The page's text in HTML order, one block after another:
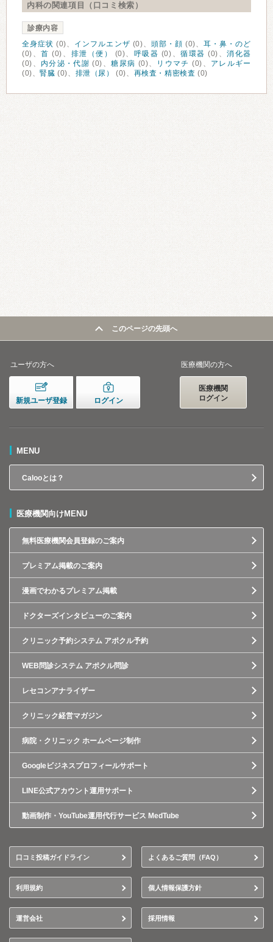
内科の関連項目（口コミ検索）
診療内容
全身症状 (0)、 インフルエンザ (0)、 頭部・顔 (0)、耳・鼻・のど
(0)、首 (0)、 排泄（便） (0)、 呼吸器 (0)、循環器 (0)、消化器
(0)、 内分泌・代謝 (0)、糖尿病 (0)、 リウマチ (0)、 アレルギー
(0)、腎臓 (0)、 排泄（尿） (0)、 再検査・精密検査 (0)
このページの先頭へ
ユーザの方へ
新規ユーザ登録 ログイン
医療機関の方へ
医療機関
ログイン
MENU
Calooとは？
医療機関向けMENU
無料医療機関会員登録のご案内
プレミアム掲載のご案内
漫画でわかるプレミアム掲載
ドクターズインタビューのご案内
クリニック予約システム アポクル予約
WEB問診システム アポクル問診
レセコンアナライザー
クリニック経営マガジン
病院・クリニック ホームページ制作
Googleビジネスプロフィールサポート
LINE公式アカウント運用サポート
動画制作・YouTube運用代行サービス MedTube
口コミ投稿ガイドライン よくあるご質問（FAQ）
利用規約 個人情報保護方針
運営会社 採用情報